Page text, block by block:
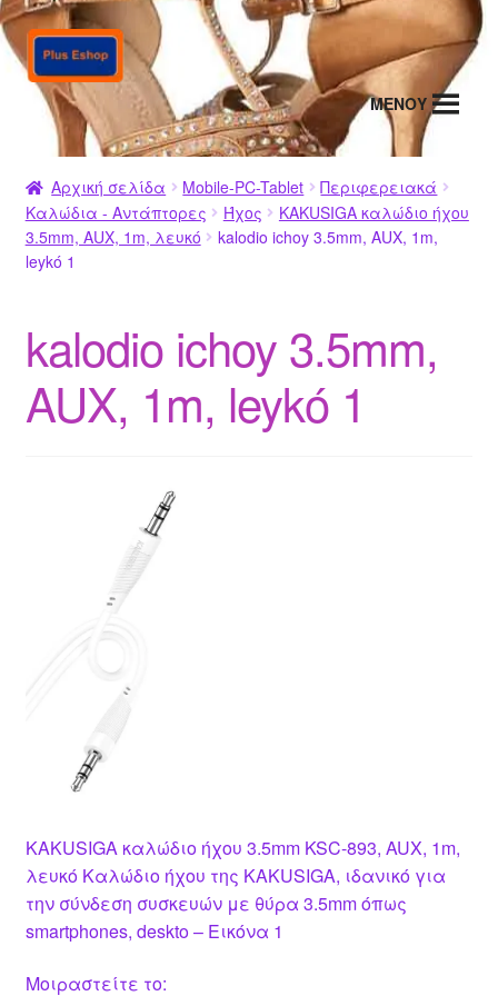
Απευθείας
μετάβαση
στην
πλοήγηση
Μετάβαση
σε
περιεχόμενο
MENΟΥ
Αρχική σελίδα Mobile-PC-Tablet
Περιφερειακά
Καλώδια - Αντάπτορες
Ήχος
KAKUSIGA καλώδιο ήχου
3.5mm, AUX, 1m, λευκό
kalodio ichoy 3.5mm, AUX, 1m,
leykό 1
kalodio ichoy 3.5mm,
AUX, 1m, leykό 1
KAKUSIGA καλώδιο ήχου 3.5mm KSC-893, AUX, 1m,
λευκό Καλώδιο ήχου της KAKUSIGA, ιδανικό για
την σύνδεση συσκευών με θύρα 3.5mm όπως
smartphones, deskto – Εικόνα 1
Μοιραστείτε το: